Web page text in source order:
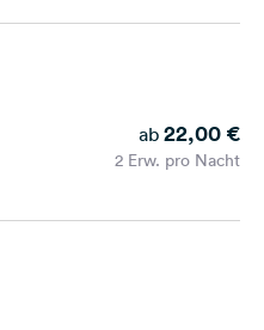
ab 22,00 €
2 Erw. pro Nacht